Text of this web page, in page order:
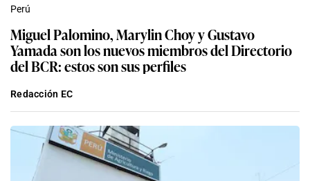
Perú
Miguel Palomino, Marylin Choy y Gustavo
Yamada son los nuevos miembros del Directorio
del BCR: estos son sus perfiles
Redacción EC